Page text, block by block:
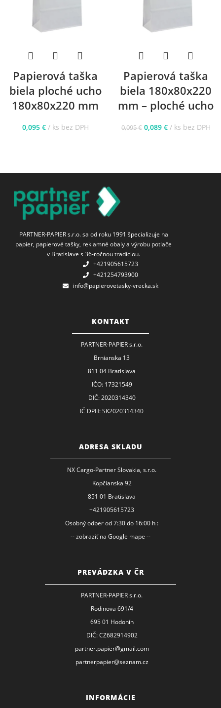
Papierová taška
biela ploché ucho
180x80x220 mm
0,095 € ks bez DPH
Papierová taška
biela 180x80x220
mm – ploché ucho
0,095€ 0,089 € ks bez DPH
PARTNER-PAPIER s.r.o. sa od roku 1991 špecializuje na
papier, papierové tašky, reklamné obaly a výrobu potlače
v Bratislave s 36-ročnou tradíciou.
+421905615723
+421254793900
info@papierovetasky-vrecka.sk
KONTAKT
PARTNER-PAPIER s.r.o.
Brnianska 13
811 04 Bratislava
IČO: 17321549
DIČ: 2020314340
IČ DPH: SK2020314340
ADRESA SKLADU
NX Cargo-Partner Slovakia, s.r.o.
Kopčianska 92
851 01 Bratislava
+421905615723
Osobný odber od 7:30 do 16:00 h :
-- zobraziť na Google mape --
PREVÁDZKA V ČR
PARTNER-PAPIER s.r.o.
Rodinova 691/4
695 01 Hodonín
DIČ: CZ682914902
partner.papier@gmail.com
partnerpapier@seznam.cz
INFORMÁCIE